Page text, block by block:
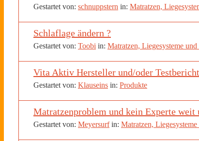
Gestartet von: schnuppstern in: Matratzen,
Schlaflage ändern ?
Gestartet von: Toobi in: Matratzen, Liegesysteme und
Vita Aktiv Hersteller und/oder
Gestartet von: Klauseins in: Produkte
Matratzenproblem und kein Experte
Gestartet von: Meyersurf in: Matratzen,